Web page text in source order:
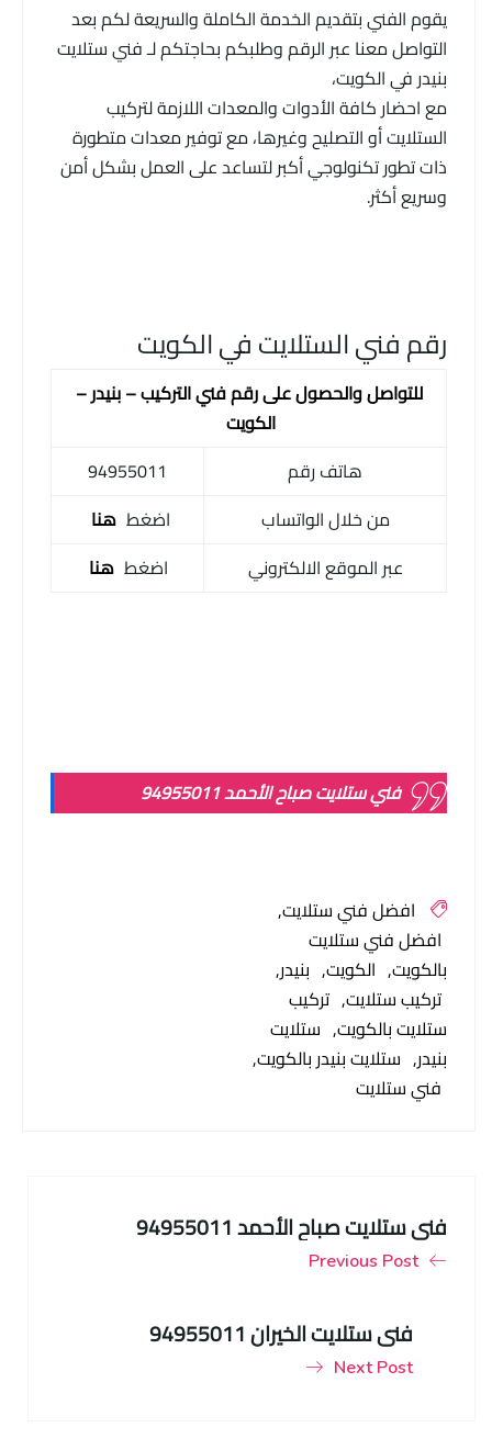
يقوم الفني بتقديم الخدمة الكاملة والسريعة لكم بعد
التواصل معنا عبر الرقم وطلبكم بحاجتكم لـ فني ستلايت
بنيدر في الكويت،
مع احضار كافة الأدوات والمعدات اللازمة لتركيب
الستلايت أو التصليح وغيرها، مع توفير معدات متطورة
ذات تطور تكنولوجي أكبر لتساعد على العمل بشكل أمن
وسريع أكثر.
رقم فني الستلايت في الكويت
للتواصل والحصول على رقم فني التركيب – بنيدر –
الكويت
هاتف رقم
94955011
من خلال الواتساب
اضغط هنا
عبر الموقع الالكتروني
اضغط هنا
فني ستلايت صباح الأحمد 94955011
افضل فني ستلايت
افضل فني ستلايت
بالكويت الكويت بنيدر
تركيب ستلايت تركيب
ستلايت بالكويت ستلايت
بنيدر ستلايت بنيدر بالكويت
فني ستلايت
فني ستلايت صباح الأحمد 94955011
Previous Post
فني ستلايت الخيران 94955011
Next Post